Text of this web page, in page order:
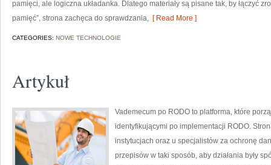
pamięci, ale logiczna układanka. Dlatego materiały są pisane tak, by łączyć
pamięć”, strona zachęca do sprawdzania, [ Read More ]
CATEGORIES: NOWE TECHNOLOGIE
Artykuł
Vademecum po RODO to platforma, które
identyfikującymi po implementacji RODO.
instytucjach oraz u specjalistów za ochronę
przepisów w taki sposób, aby działania były